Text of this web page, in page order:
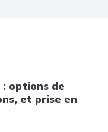
options de
et prise en